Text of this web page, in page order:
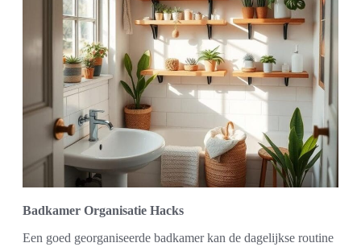
Badkamer Organisatie Hacks
Een goed georganiseerde badkamer kan de dagelijkse routine